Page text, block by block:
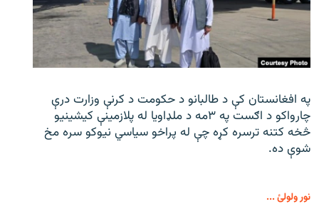
په افغانستان کې د طالبانو د حکومت د کرنې وزارت درې
چارواکو د اګست په ۳مه د ملډاویا له پلازمینې کیشینیو
څخه کتنه ترسره کړه چې له پراخو سیاسي نیوکو سره مخ
شوې ده.
نور ولولئ ...